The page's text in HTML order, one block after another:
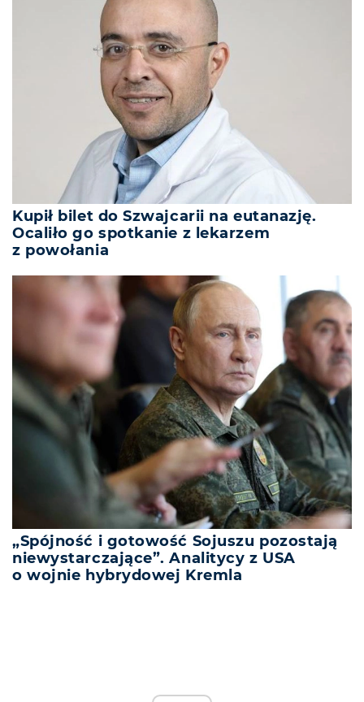
Kupił bilet do Szwajcarii na eutanazję.
Ocaliło go spotkanie z lekarzem
z powołania
„Spójność i gotowość Sojuszu pozostają
niewystarczające”. Analitycy z USA
o wojnie hybrydowej Kremla